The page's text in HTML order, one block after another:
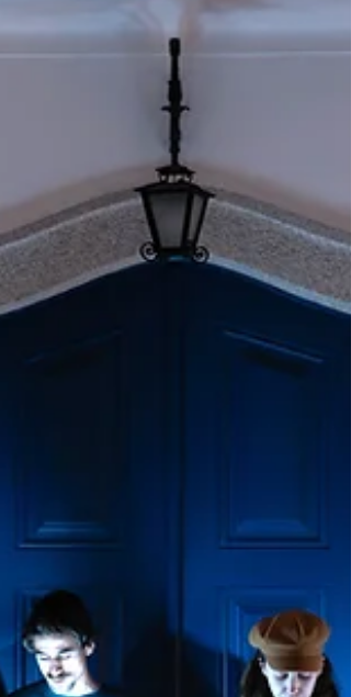
Nos 50 anos do Poder Local
Democrático
A Associação Amigos da Cidade de
Almada – AACA - comemora o seu 31º
aniversário no dia 17 de Janeiro
assinalando a passagem de 50 anos
sobre as primeiras eleições autárquicas
realizadas em Portugal, assumindo-se
como representante da matriz identitária
republicana, associativista e democrática
da larga maioria do povo almadense.
o efeito inaugura a exposição intitulada